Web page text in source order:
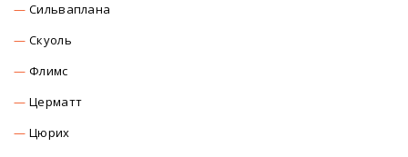
Сильваплана
Скуоль
Флимс
Церматт
Цюрих